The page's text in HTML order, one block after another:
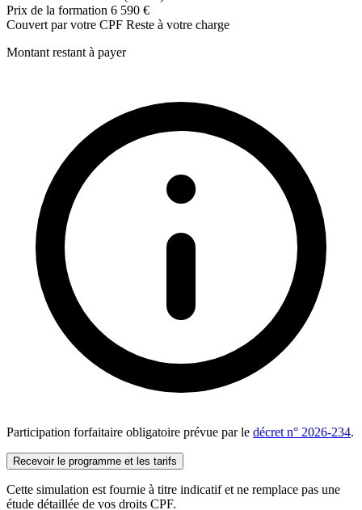
Prix de la formation 6 590 €
Couvert par votre CPF Reste à votre charge
Montant restant à payer
Participation forfaitaire obligatoire prévue par le décret n° 2026-234.
Recevoir le programme et les tarifs
Cette simulation est fournie à titre indicatif et ne remplace pas une
étude détaillée de vos droits CPF.